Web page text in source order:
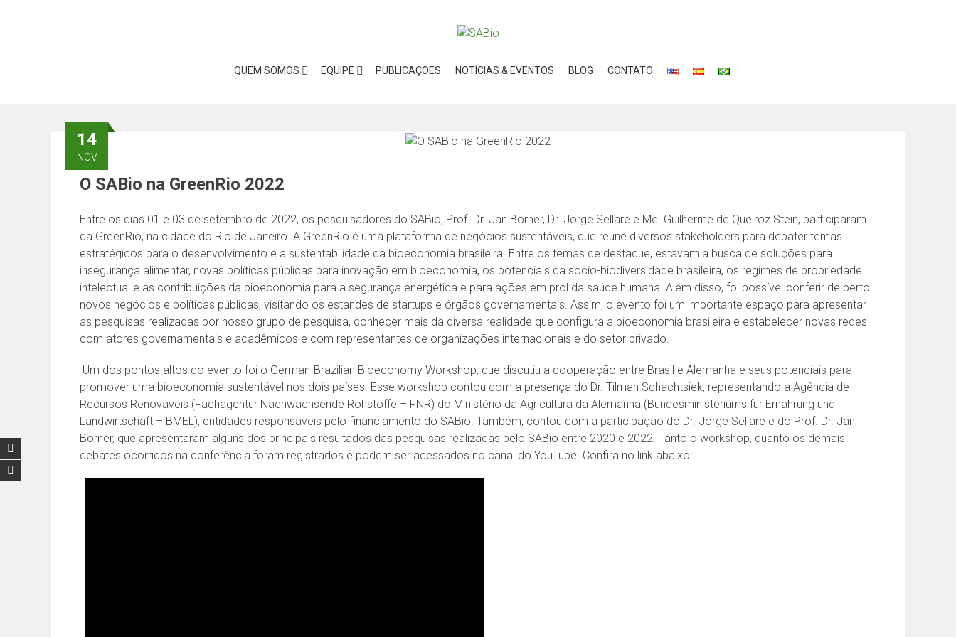
QUEM SOMOS EQUIPE PUBLICAÇÕES NOTÍCIAS & EVENTOS BLOG CONTATO
14
NOV
O SABio na GreenRio 2022
Entre os dias 01 e 03 de setembro de 2022, os pesquisadores do SABio, Prof. Dr. Jan Börner, Dr. Jorge Sellare e Me. Guilherme de Queiroz Stein, participaram
da GreenRio, na cidade do Rio de Janeiro. A GreenRio é uma plataforma de negócios sustentáveis, que reúne diversos stakeholders para debater temas
estratégicos para o desenvolvimento e a sustentabilidade da bioeconomia brasileira. Entre os temas de destaque, estavam a busca de soluções para
insegurança alimentar, novas políticas públicas para inovação em bioeconomia, os potenciais da socio-biodiversidade brasileira, os regimes de propriedade
intelectual e as contribuições da bioeconomia para a segurança energética e para ações em prol da saúde humana. Além disso, foi possível conferir de perto
novos negócios e políticas públicas, visitando os estandes de startups e órgãos governamentais. Assim, o evento foi um importante espaço para apresentar
as pesquisas realizadas por nosso grupo de pesquisa, conhecer mais da diversa realidade que configura a bioeconomia brasileira e estabelecer novas redes
com atores governamentais e acadêmicos e com representantes de organizações internacionais e do setor privado.
Um dos pontos altos do evento foi o German-Brazilian Bioeconomy Workshop, que discutiu a cooperação entre Brasil e Alemanha e seus potenciais para
promover uma bioeconomia sustentável nos dois países. Esse workshop contou com a presença do Dr. Tilman Schachtsiek, representando a Agência de
Recursos Renováveis (Fachagentur Nachwachsende Rohstoffe – FNR) do Ministério da Agricultura da Alemanha (Bundesministeriums für Ernährung und
Landwirtschaft – BMEL), entidades responsáveis pelo financiamento do SABio. Também, contou com a participação do Dr. Jorge Sellare e do Prof. Dr. Jan
Börner, que apresentaram alguns dos principais resultados das pesquisas realizadas pelo SABio entre 2020 e 2022. Tanto o workshop, quanto os demais
debates ocorridos na conferência foram registrados e podem ser acessados no canal do YouTube. Confira no link abaixo: